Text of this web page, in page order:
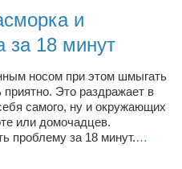
2017
Украину»
и
за 18 минут
носом при этом шмыгать
приятно. Это раздражает в
самого, ну и окружающих
или домочадцев.
проблему за 18 минут.…